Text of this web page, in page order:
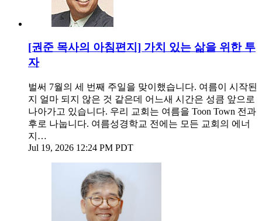
[권준 목사의 아침편지] 가치 있는 삶을 위한 투
자
벌써 7월의 세 번째 주일을 맞이했습니다. 여름이 시작된
지 얼마 되지 않은 것 같은데 어느새 시간은 성큼 앞으로
나아가고 있습니다. 우리 교회는 여름을 Toon Town 전과
후로 나눕니다. 여름성경학교 전에는 모든 교회의 에너
지…
Jul 19, 2026 12:24 PM PDT